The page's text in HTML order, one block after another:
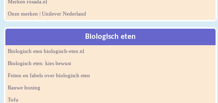
Merken rosada.nl
Onze merken | Unilever Nederland
Biologisch eten
Biologisch eten biologisch-eten.nl
Biologisch eten: kies bewust
Feiten en fabels over biologisch eten
Rauwe honing
Tofu